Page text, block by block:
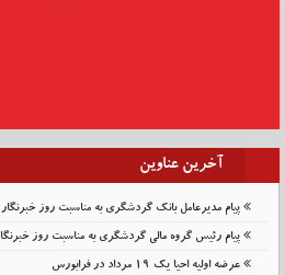
آخرین عناوین
پیام مدیرعامل بانک گردشگری به مناسبت روز خبرنگار
پیام رئیس گروه مالی گردشگری به مناسبت روز خبرنگار
عرضه اولیه احیا یک ۱۹ مرداد در فرابورس